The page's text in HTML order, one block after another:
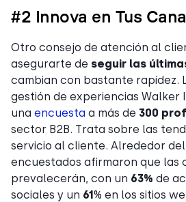
#2 Innova en Tus
Otro consejo de atención al
asegurarte de seguir las
cambian con bastante rapidez.
gestión de experiencias Walker
una encuesta a más de 300
sector B2B. Trata sobre las
servicio al cliente. Alrededor del
encuestados afirmaron que las
prevalecerán, con un 63% de
sociales y un 61% en los sitios